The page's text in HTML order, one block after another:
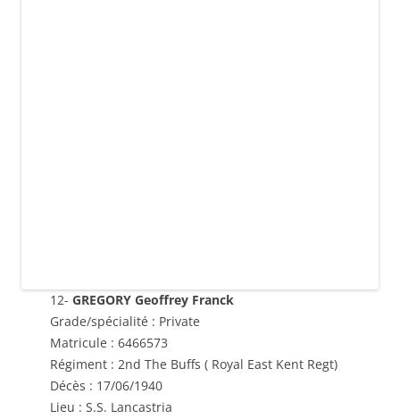
12- GREGORY Geoffrey Franck
Grade/spécialité : Private
Matricule : 6466573
Régiment : 2nd The Buffs ( Royal East Kent Regt)
Décès : 17/06/1940
Lieu : S.S. Lancastria